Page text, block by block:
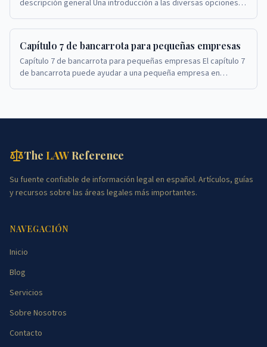
descripción general Una introducción a las diversas opciones
Capítulo 7 de bancarrota para pequeñas empresas
Capítulo 7 de bancarrota para pequeñas empresas El capítulo 7
de bancarrota puede ayudar a una pequeña empresa en
The LAWReference
Su fuente confiable de información legal en español. Artículos, guías
y recursos sobre las áreas legales más importantes.
NAVEGACIÓN
Inicio
Blog
Servicios
Sobre Nosotros
Contacto